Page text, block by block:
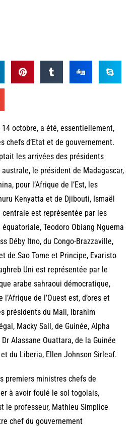
octobre, a été, essentiellement,
chefs d’Etat et de gouvernement.
les arrivées des présidents
le président de Madagascar,
pour l’Afrique de l’Est, les
Kenyatta et de Djibouti, Ismaël
centrale est représentée par les
Teodoro Obiang Nguema
Déby Itno, du Congo-Brazzaville,
de Sao Tome et Principe, Evaristo
Uni est représentée par le
arabe sahraoui démocratique,
de l’Ouest est, d’ores et
présidents du Mali, Ibrahim
Macky Sall, de Guinée, Alpha
Dr Alassane Ouattara, de la Guinée
du Liberia, Ellen Johnson Sirleaf.
premiers ministres chefs de
à avoir foulé le sol togolais,
le professeur, Mathieu Simplice
chef du gouvernement